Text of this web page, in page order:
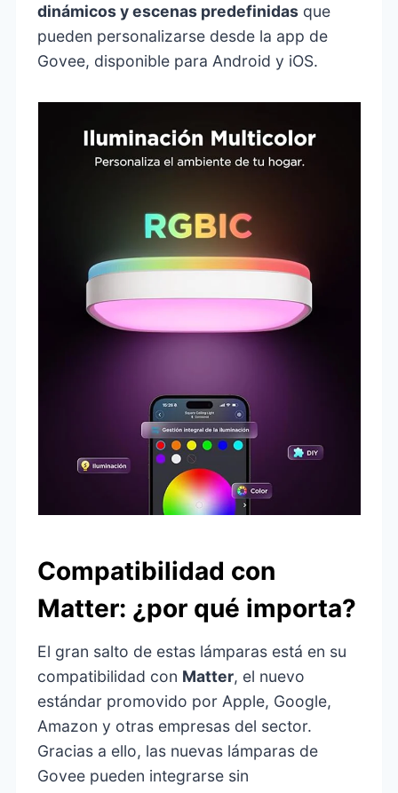
dinámicos y escenas predefinidas que
pueden personalizarse desde la app de
Govee, disponible para Android y iOS.
Compatibilidad con
Matter: ¿por qué importa?
El gran salto de estas lámparas está en su
compatibilidad con Matter, el nuevo
estándar promovido por Apple, Google,
Amazon y otras empresas del sector.
Gracias a ello, las nuevas lámparas de
Govee pueden integrarse sin